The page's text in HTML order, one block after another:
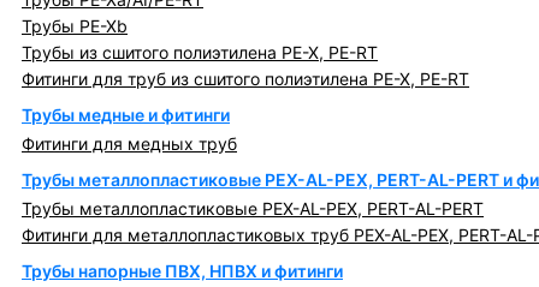
Трубы PE-Xb
Трубы из сшитого полиэтилена PE-X, PE-RT
Фитинги для труб из сшитого полиэтилена PE-X, PE-RT
Трубы медные и фитинги
Фитинги для медных труб
Трубы металлопластиковые PEX-AL-PEX, PERT-AL-PERT и
Трубы металлопластиковые PEX-AL-PEX, PERT-AL-PERT
Фитинги для металлопластиковых труб PEX-AL-PEX, PERT-AL-
Трубы напорные ПВХ, НПВХ и фитинги